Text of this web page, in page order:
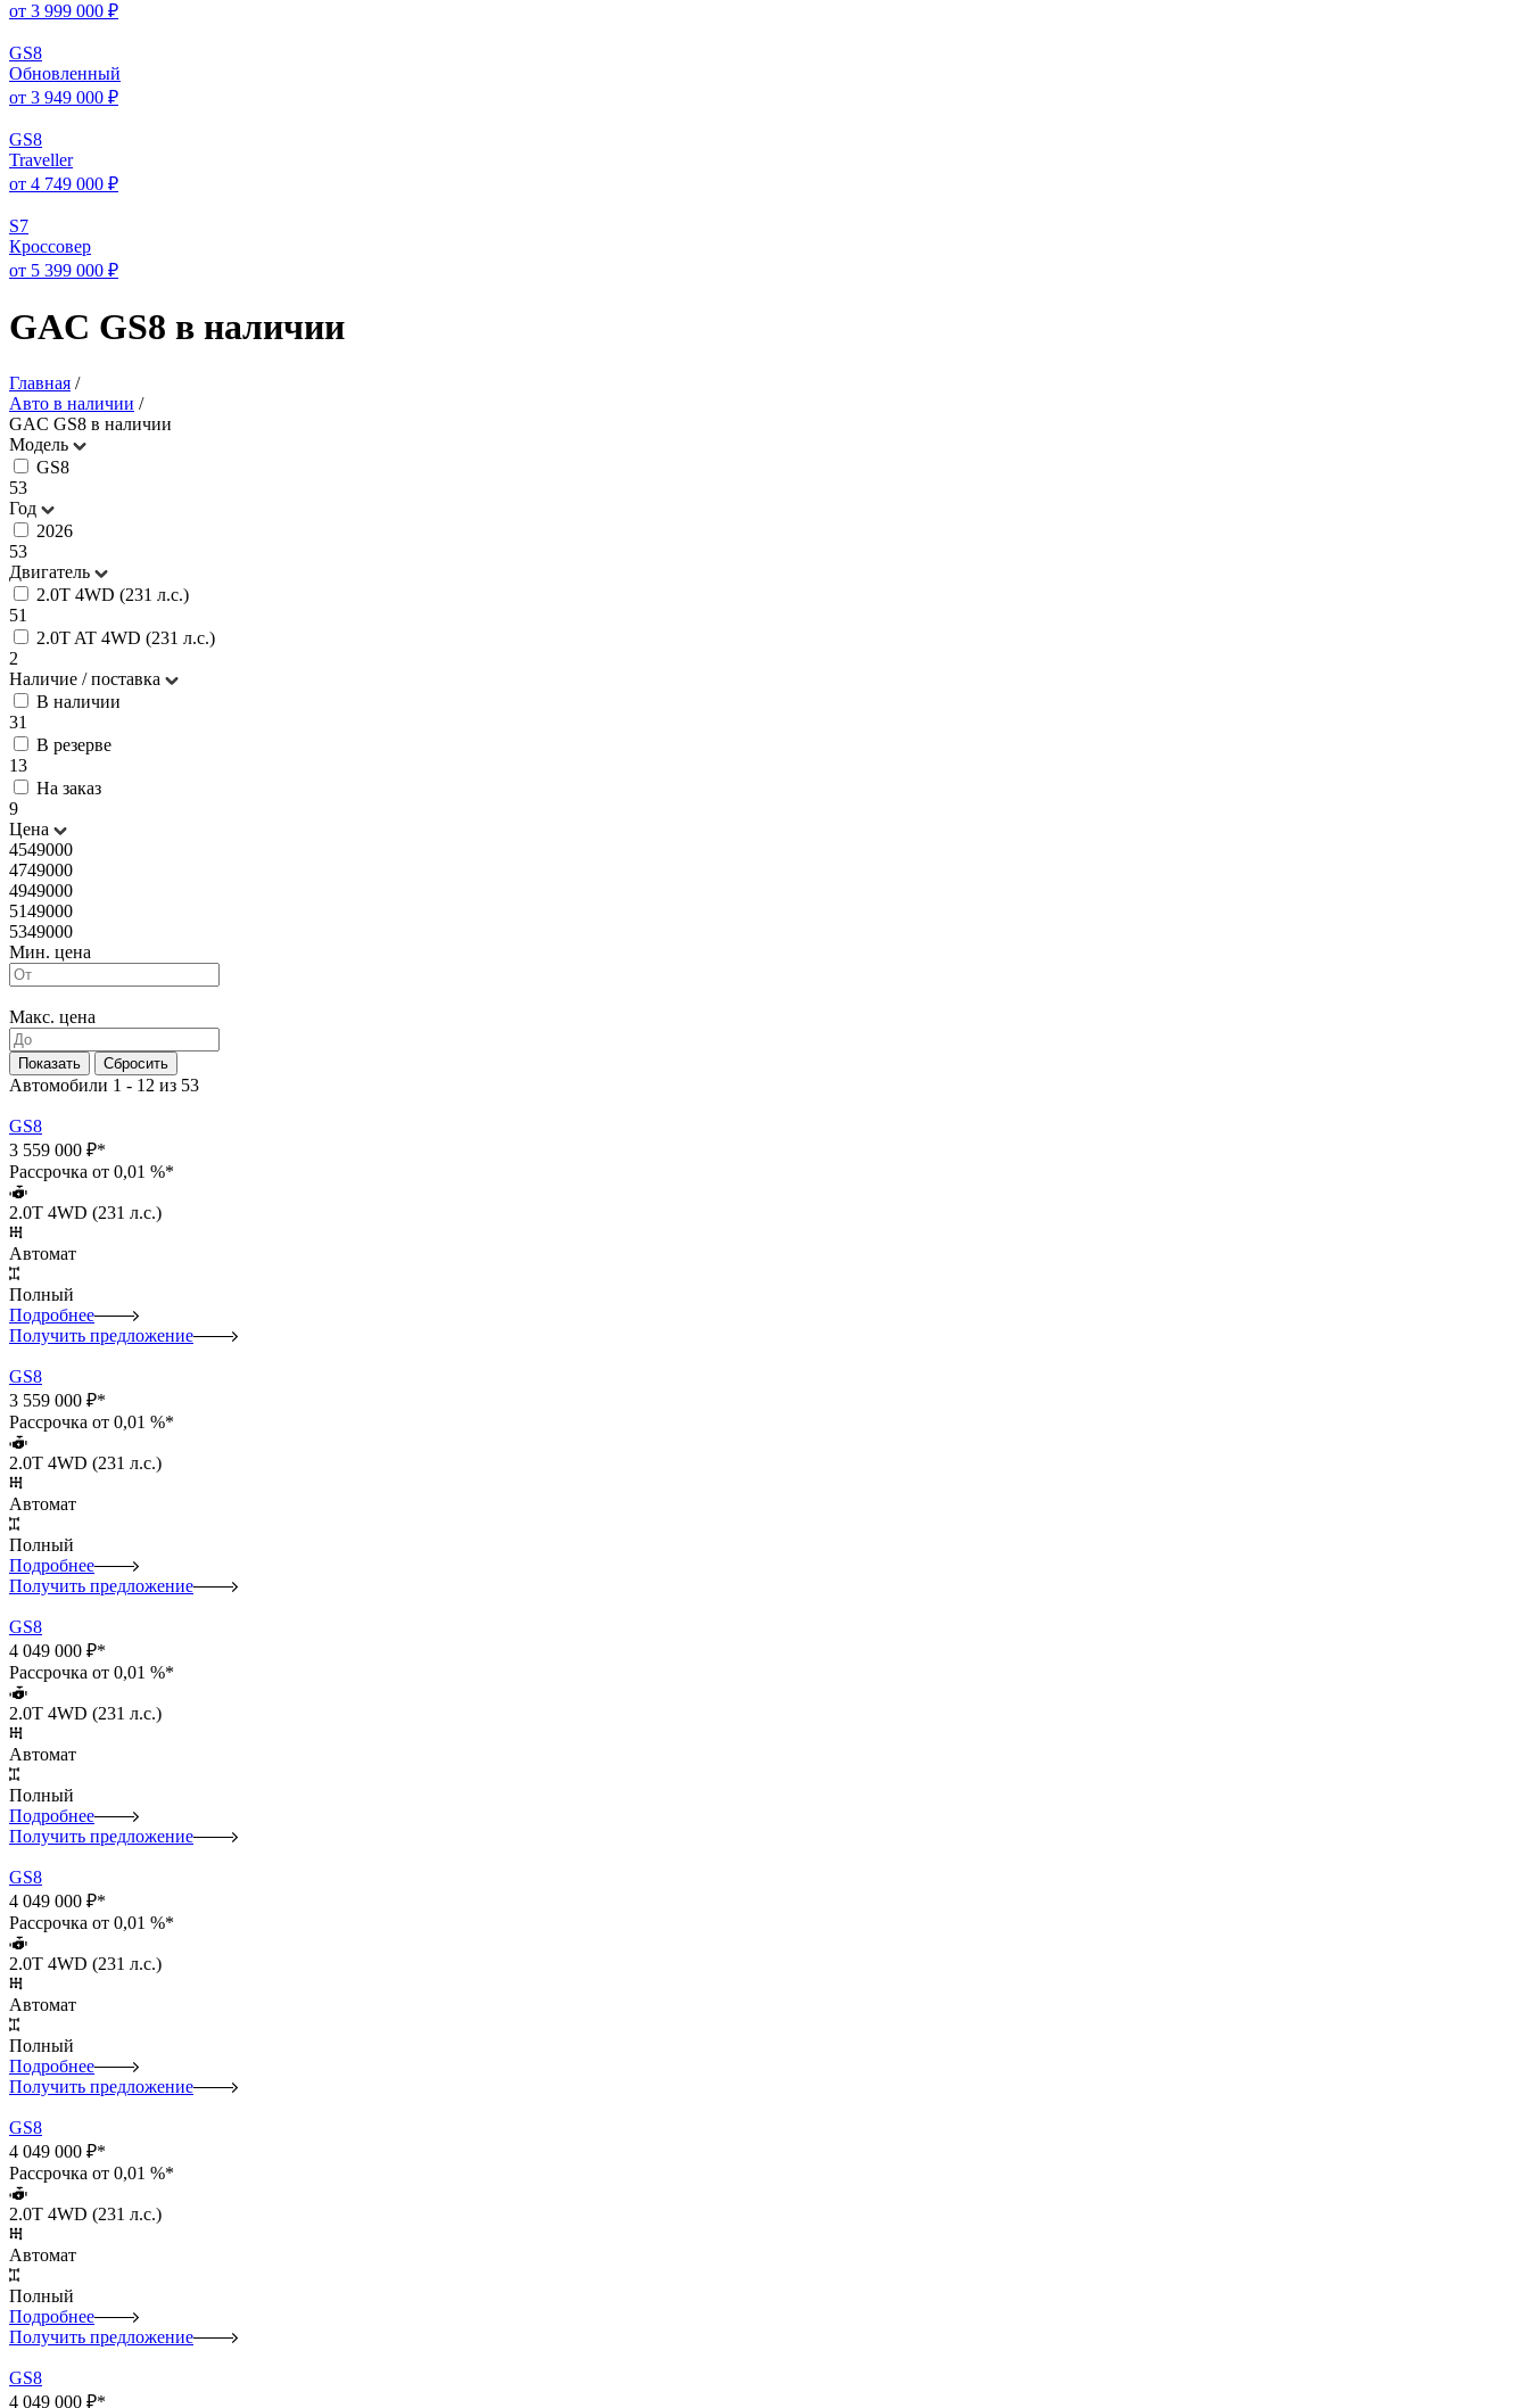
от 3 999 000 ₽
GS8
Обновленный
от 3 949 000 ₽
GS8
Traveller
от 4 749 000 ₽
S7
Кроссовер
от 5 399 000 ₽
GAC GS8 в наличии
Главная /
Авто в наличии /
GAC GS8 в наличии
Модель
GS8
53
Год
2026
53
Двигатель
2.0T 4WD (231 л.с.)
51
2.0T AT 4WD (231 л.с.)
2
Наличие / поставка
В наличии
31
В резерве
13
На заказ
9
Цена
4549000
4749000
4949000
5149000
5349000
Мин. цена
Макс. цена
Автомобили 1 - 12 из 53
GS8
3 559 000 ₽*
Рассрочка от 0,01 %*
2.0T 4WD (231 л.с.)
Автомат
Полный
Подробнее
Получить предложение
GS8
3 559 000 ₽*
Рассрочка от 0,01 %*
2.0T 4WD (231 л.с.)
Автомат
Полный
Подробнее
Получить предложение
GS8
4 049 000 ₽*
Рассрочка от 0,01 %*
2.0T 4WD (231 л.с.)
Автомат
Полный
Подробнее
Получить предложение
GS8
4 049 000 ₽*
Рассрочка от 0,01 %*
2.0T 4WD (231 л.с.)
Автомат
Полный
Подробнее
Получить предложение
GS8
4 049 000 ₽*
Рассрочка от 0,01 %*
2.0T 4WD (231 л.с.)
Автомат
Полный
Подробнее
Получить предложение
GS8
4 049 000 ₽*